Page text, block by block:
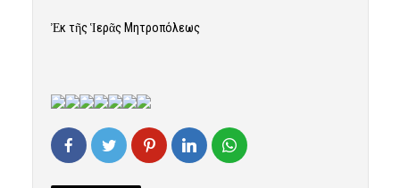
Ἐκ τῆς Ἱερᾶς Μητροπόλεως